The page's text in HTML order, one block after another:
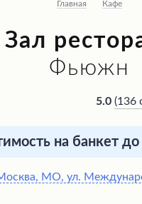
Главная Кафе
Зал
Фьюжн
5.0 (136
на банкет
МО, ул.